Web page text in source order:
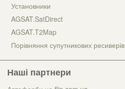
Установники
AGSAT.SatDirect
AGSAT.T2Map
Порівняння супутникових ресиверів
Наші партнери